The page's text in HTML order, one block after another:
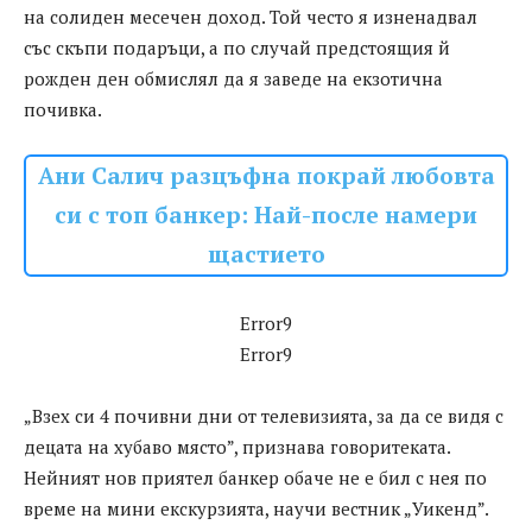
на солиден месечен доход. Той често я изненадвал
със скъпи подаръци, а по случай предстоящия й
рожден ден обмислял да я заведе на екзотична
почивка.
Ани Салич разцъфна покрай любовта
си с топ банкер: Най-после намери
щастието
Error9
Error9
„Взех си 4 почивни дни от телевизията, за да се видя с
децата на хубаво място”, признава говоритеката.
Нейният нов приятел банкер обаче не е бил с нея по
време на мини екскурзията, научи вестник „Уикенд”.